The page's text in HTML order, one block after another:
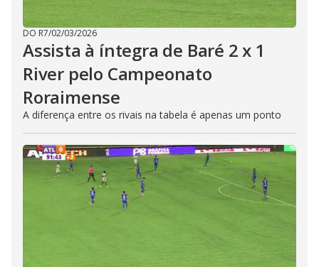
DO R7/02/03/2026
Assista à íntegra de Baré 2 x 1
River pelo Campeonato
Roraimense
A diferença entre os rivais na tabela é apenas um ponto